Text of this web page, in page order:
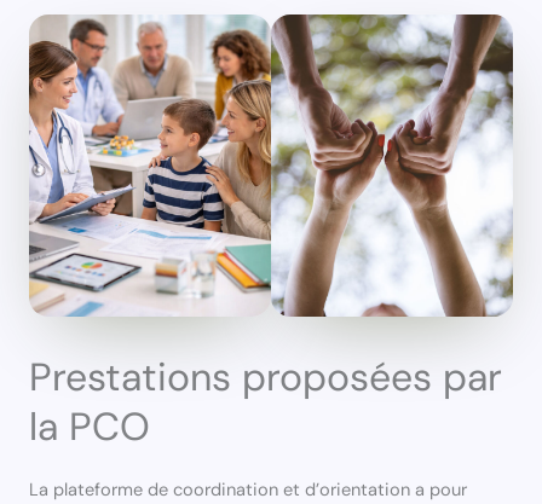
Prestations proposées par
la PCO
La plateforme de coordination et d’orientation a pour